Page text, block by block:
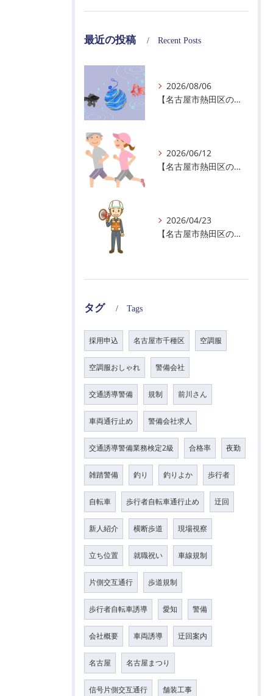
最近の投稿 Recent Posts
2026/08/06
【名古屋市熱田区の警備会社】夏季休業のお知らせ
2026/06/12
【名古屋市熱田区の警備会社】暑熱順化で熱中症対策を！
2026/04/23
【名古屋市熱田区の警備会社】GWの面接状況について！
タグ Tags
採用申込 名古屋市千種区 空調服
空調服おしゃれ 警備会社
交通誘導警備 規制 前川さん
車両通行止め 警備会社求人
交通誘導警備業務検定2級 合格率 夜勤
雑踏警備 釣り 釣りよか 歩行者
自転車 歩行者自転車通行止め 迂回
新人紹介 横断歩道 現場視察
立ち位置 就職祝い 車線規制
片側交互通行 歩道規制
歩行者自転車誘導 愛知 警備
会社概要 車両誘導 迂回案内
名古屋 名古屋まつり
信号片側交互通行 舗装工事